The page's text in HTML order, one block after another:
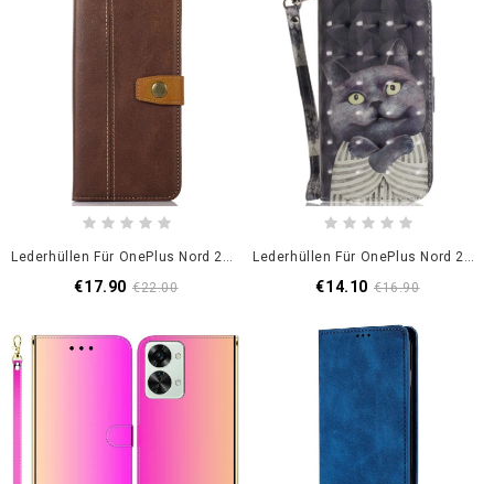
Lederhüllen Für OnePlus Nord 2T 5G Khazneh Mit Riemen
€17.90 €22.00
Lederhüllen Für OnePlus Nord 2T 5G Mit Kordel Graue Katze Mit Riemen
€14.10 €16.90